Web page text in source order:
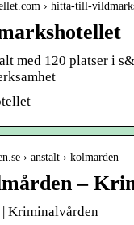
› hitta-till-
med 120 platser i
› anstalt › kolmarden
–
Kriminalvården